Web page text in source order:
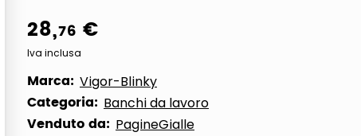
28,76 €
Iva inclusa
Marca: Vigor-Blinky
Categoria: Banchi da lavoro
Venduto da: PagineGialle